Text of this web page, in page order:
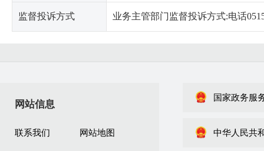
监督投诉方式 业务主管部门监督投诉方式:电话
网站信息
联系我们 网站地图
国家政务服
中华人民共